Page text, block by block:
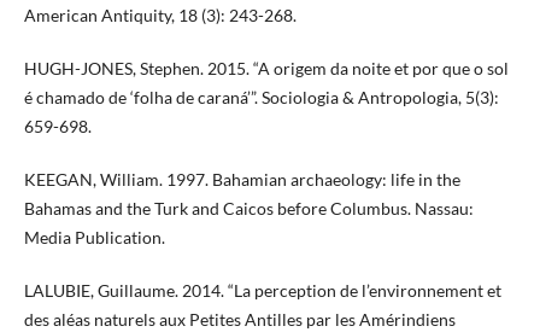
American Antiquity, 18 (3): 243-268.
HUGH-JONES, Stephen. 2015. “A origem da noite et por que o sol
é chamado de ‘folha de caraná’”. Sociologia & Antropologia, 5(3):
659-698.
KEEGAN, William. 1997. Bahamian archaeology: life in the
Bahamas and the Turk and Caicos before Columbus. Nassau:
Media Publication.
LALUBIE, Guillaume. 2014. “La perception de l’environnement et
des aléas naturels aux Petites Antilles par les Amérindiens